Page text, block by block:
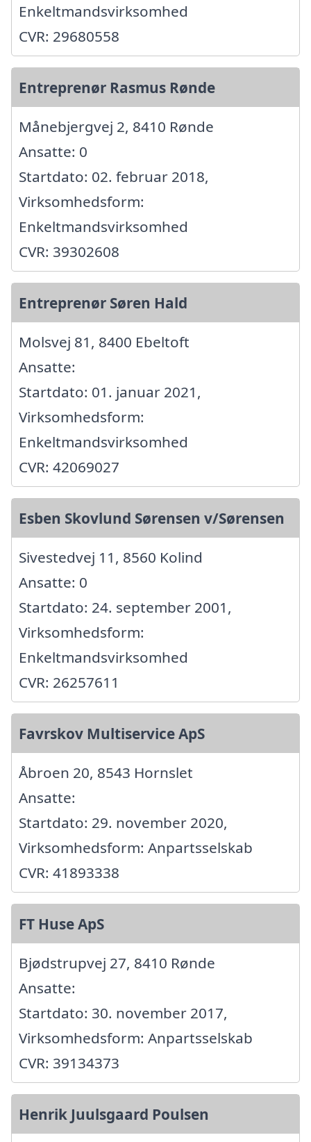
Enkeltmandsvirksomhed
CVR: 29680558
Entreprenør Rasmus Rønde
Månebjergvej 2, 8410 Rønde
Ansatte: 0
Startdato: 02. februar 2018,
Virksomhedsform:
Enkeltmandsvirksomhed
CVR: 39302608
Entreprenør Søren Hald
Molsvej 81, 8400 Ebeltoft
Ansatte:
Startdato: 01. januar 2021,
Virksomhedsform:
Enkeltmandsvirksomhed
CVR: 42069027
Esben Skovlund Sørensen v/Sørensen
Sivestedvej 11, 8560 Kolind
Ansatte: 0
Startdato: 24. september 2001,
Virksomhedsform:
Enkeltmandsvirksomhed
CVR: 26257611
Favrskov Multiservice ApS
Åbroen 20, 8543 Hornslet
Ansatte:
Startdato: 29. november 2020,
Virksomhedsform: Anpartsselskab
CVR: 41893338
FT Huse ApS
Bjødstrupvej 27, 8410 Rønde
Ansatte:
Startdato: 30. november 2017,
Virksomhedsform: Anpartsselskab
CVR: 39134373
Henrik Juulsgaard Poulsen